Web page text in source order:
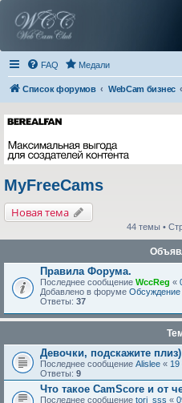
FAQ Медали
Список форумов WebCam бизнес
MyFreeCams
Новая тема
44 темы •
Правила Форума.
Последнее сообщение WccReg «
Добавлено в форуме Обсуждение
Ответы: 37
Девочки, подскажите плиз)
Последнее сообщение Alislee « 19
Ответы: 9
Что такое CamScore и от
Последнее сообщение tori_sss «